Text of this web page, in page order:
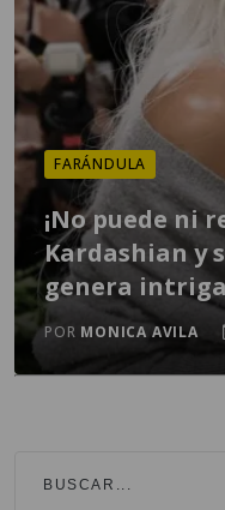
FARÁNDULA
¡No puede ni
Kardashian y
genera
POR MONICA AVILA